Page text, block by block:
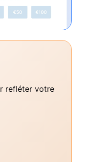
refléter votre